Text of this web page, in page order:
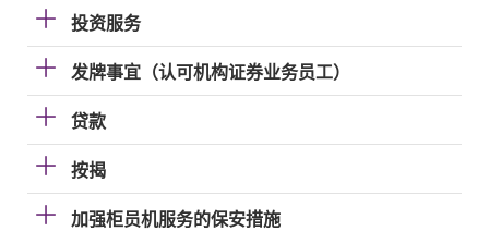
投资服务
发牌事宜（认可机构证券业务员工）
贷款
按揭
加强柜员机服务的保安措施